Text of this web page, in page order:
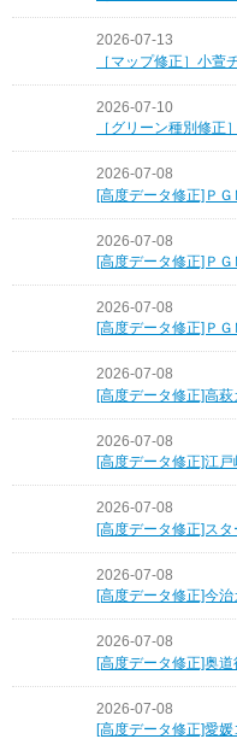
2026-07-13
［マップ修正］小萱
2026-07-10
［グリーン種別修正
2026-07-08
[高度データ修正]Ｐ
2026-07-08
[高度データ修正]Ｐ
2026-07-08
[高度データ修正]Ｐ
2026-07-08
[高度データ修正]高
2026-07-08
[高度データ修正]江
2026-07-08
[高度データ修正]ス
2026-07-08
[高度データ修正]今
2026-07-08
[高度データ修正]奥
2026-07-08
[高度データ修正]愛